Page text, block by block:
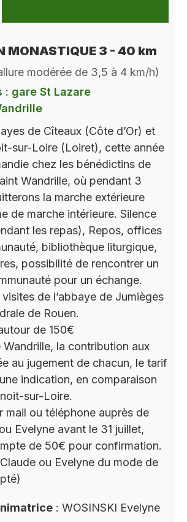
MONASTIQUE 3 - 40 km
modérée de 3,5 à 4 km/h)
: gare St Lazare
de Cîteaux (Côte d’Or) et
sur-Loire (Loiret), cette année
chez les bénédictins de
Wandrille, où pendant 3
la marche extérieure
de marche intérieure. Silence
les repas), Repos, offices
bibliothèque liturgique,
possibilité de rencontrer un
pour un échange.
de l’abbaye de Jumièges
de Rouen.
de 150€
Wandrille, la contribution aux
au jugement de chacun, le tarif
indication, en comparaison
sur-Loire.
mail ou téléphone auprès de
Evelyne avant le 31 juillet,
de 50€ pour confirmation.
ou Evelyne du mode de
: WOSINSKI Evelyne